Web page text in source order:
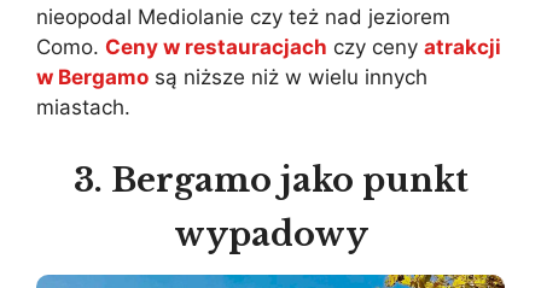
nieopodal Mediolanie czy też nad jeziorem
Como. Ceny w restauracjach czy ceny atrakcji
w Bergamo są niższe niż w wielu innych
miastach.
3. Bergamo jako punkt
wypadowy